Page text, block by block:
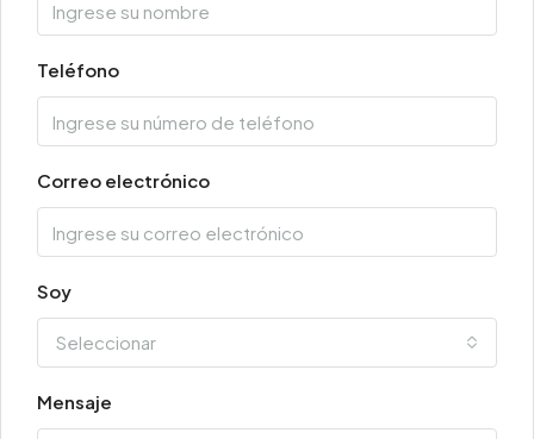
Teléfono
Correo electrónico
Soy
Seleccionar
Mensaje